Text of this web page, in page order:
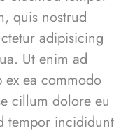
quis nostrud
adipisicing
Ut enim ad
ea commodo
cillum dolore eu
tempor incididunt